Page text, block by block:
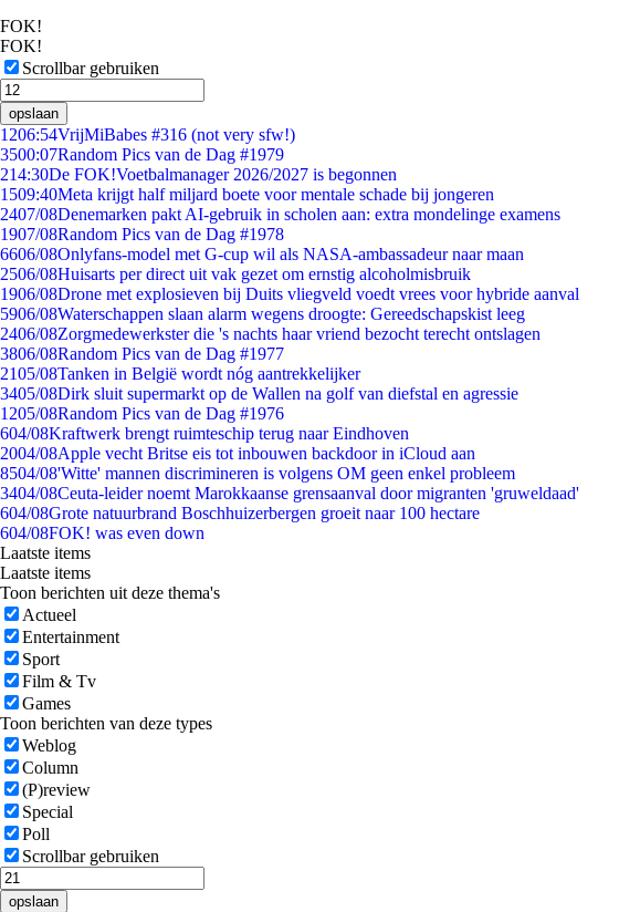
FOK!
FOK!
Scrollbar gebruiken
opslaan
1206:54VrijMiBabes #316 (not very sfw!)
3500:07Random Pics van de Dag #1979
214:30De FOK!Voetbalmanager 2026/2027 is begonnen
1509:40Meta krijgt half miljard boete voor mentale schade bij jongeren
2407/08Denemarken pakt AI-gebruik in scholen aan: extra mondelinge examens
1907/08Random Pics van de Dag #1978
6606/08Onlyfans-model met G-cup wil als NASA-ambassadeur naar maan
2506/08Huisarts per direct uit vak gezet om ernstig alcoholmisbruik
1906/08Drone met explosieven bij Duits vliegveld voedt vrees voor hybride aanval
5906/08Waterschappen slaan alarm wegens droogte: Gereedschapskist leeg
2406/08Zorgmedewerkster die 's nachts haar vriend bezocht terecht ontslagen
3806/08Random Pics van de Dag #1977
2105/08Tanken in België wordt nóg aantrekkelijker
3405/08Dirk sluit supermarkt op de Wallen na golf van diefstal en agressie
1205/08Random Pics van de Dag #1976
604/08Kraftwerk brengt ruimteschip terug naar Eindhoven
2004/08Apple vecht Britse eis tot inbouwen backdoor in iCloud aan
8504/08'Witte' mannen discrimineren is volgens OM geen enkel probleem
3404/08Ceuta-leider noemt Marokkaanse grensaanval door migranten 'gruweldaad'
604/08Grote natuurbrand Boschhuizerbergen groeit naar 100 hectare
604/08FOK! was even down
Laatste items
Laatste items
Toon berichten uit deze thema's
Actueel
Entertainment
Sport
Film & Tv
Games
Toon berichten van deze types
Weblog
Column
(P)review
Special
Poll
Scrollbar gebruiken
opslaan